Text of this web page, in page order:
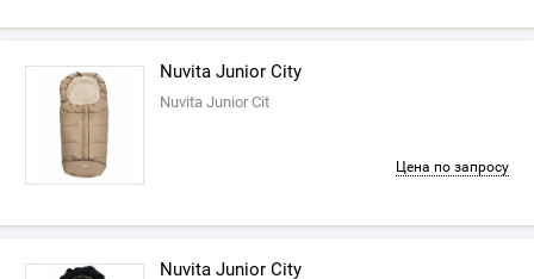
Nuvita Junior City
Nuvita Junior Cit
Цена по запросу
Nuvita Junior City